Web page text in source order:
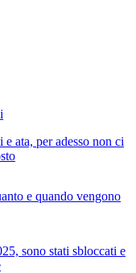
ata, per adesso non ci
e quando vengono
sono stati sbloccati e